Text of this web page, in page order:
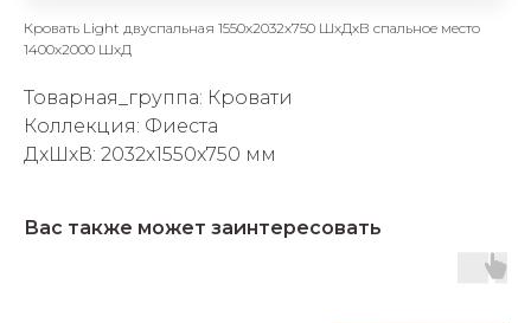
Кровать Light двуспальная 1550х2032х750 ШхДхВ спальное место
1400х2000 ШхД
Товарная_группа: Кровати
Коллекция: Фиеста
ДxШxВ: 2032x1550x750 мм
Вас также может заинтересовать